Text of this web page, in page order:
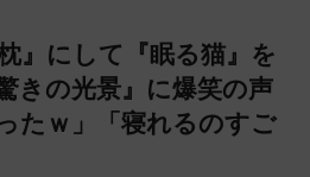
』にして『眠る猫』を
の光景』に爆笑の声
たｗ」「寝れるのすご